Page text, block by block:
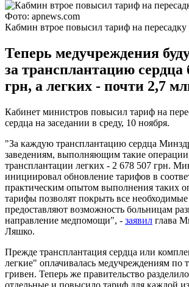
Фото: apnews.com
Кабмин втрое повысил тариф на пересадку
Теперь медучреждения
за трансплантацию сердца
грн, а легких - почти 2,7
Кабинет министров повысил тариф на
сердца на заседании в среду, 10 ноября.
"За каждую трансплантацию сердца
заведениям, выполняющим такие
трансплантации легких - 2 678 507 грн.
инициировал обновление тарифов в
практическим опытом выполнения таких
тарифы позволят покрыть все
предоставляют возможность больницам
направление медпомощи", - заявил глава
Ляшко.
Прежде трансплантация сердца или
легкие" оплачивалась медучреждениям по
гривен. Теперь же правительство
отдельные и повысило тариф для каждой